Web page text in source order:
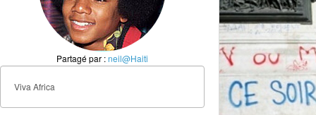
Partagé par :neil@Haiti
Viva Africa